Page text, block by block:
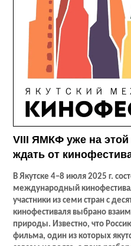
VIII ЯМКФ уже на этой
ждать от
В Якутске 4–8 июля 2025 г.
международный
участники из семи стран с
кинофестиваля выбрано
природы. Известно, что
фильма, один из которых